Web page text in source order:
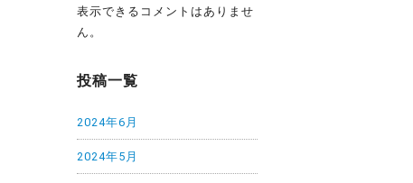
表示できるコメントはありませ
ん。
投稿一覧
2024年6月
2024年5月